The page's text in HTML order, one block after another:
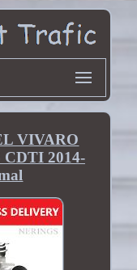
VIVARO
2014-